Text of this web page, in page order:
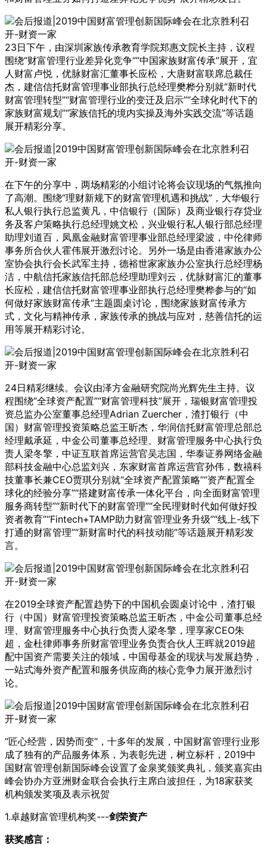
23日下午，由深圳家族传承教育学院郑惠文院长主持，议程
围绕“财富管理行业差异化竞争“”中国家族财富传承”展开，宜
人财富卢悦，优脉财富汇董事长应松，大唐财富联席总裁任
杰，建信信托财富管理事业部执行总经理樊桦分别就“新时代
财富管理转型”“财富管理行业的变迁及启示”“全球化时代下的
家族财富规划”“家族信托的境内实操及海外实践交流”等话题
展开精彩分享。
在下午的分享中，两场精彩的小组讨论将会议现场的气氛推向
了高潮。围绕“理财新规下的财富管理机遇和挑战”，大华银行
私人银行执行总监黄凡，中信银行（国际）及商业银行存贷业
务及客户策略执行总经理姚文松，兴业银行私人银行部总经理
助理刘道百，凤凰金融财富管理事业部总经理梁波，中伦律师
事务所合伙人霍伟展开激烈讨论。另外一场是由香港家族办公
室协会执行会长武军主持，德裕世家家族办公室执行总经理杨
洁，中航信托家族信托部总经理助理刘云，优脉财富汇的董事
长应松，建信信托财富管理事业部执行总经理樊桦参与的“如
何做好家族财富传承”主题圆桌讨论，围绕家族财富传承方
式，文化与精神传承，家族传承的挑战与应对，慈善信托的运
用等展开精彩讨论。
24日精彩继续。会议由泽方金融研究院尚光辉先生主持。议
程围绕“全球资产配置”“财富管理科技”展开，瑞银财富管理投
资总监办公室董事总经理Adrian Zuercher，渣打银行（中
国）财富管理投资策略总监王昕杰，华润信托财富管理总部总
经理戴承延，中金公司董事总经理、财富管理服务中心执行负
责人梁冬擎，中证互联首席运营官吴志国，华泰证券网络金融
部科技金融中心总监刘兴，东家财富首席运营官孙伟，数禧科
技董事长兼CEO贾琪分别就“全球资产配置策略”“资产配置全
球化的经验分享”“搭建财富传承一体化平台，向全面财富管理
服务商转型”“新时代下的财富管理”“全民理财时代如何做好投
资者教育”“Fintech+TAMP助力财富管理业务升级”“线上-线下
打通的财富管理”“新财富时代的科技动能”等话题展开精彩发
言。
在2019全球资产配置趋势下的中国机会圆桌讨论中，渣打银
行（中国）财富管理投资策略总监王昕杰，中金公司董事总经
理、财富管理服务中心执行负责人梁冬擎，理享家CEO朱
超，金杜律师事务所财富管理业务负责合伙人王晖就2019超
配中国资产需要关注的领域，中国母基金的现状与发展趋势，
一站式海外资产配置和服务供应商的核心竞争力展开激烈讨
论。
“匠心经营，因势而变“，十多年的发展，中国财富管理行业形
成了独有的产品服务体系，为表彰先进，树立标杆，2019中
国财富管理创新国际峰会设置了金泉奖颁奖典礼，颁奖嘉宾由
峰会协办方亚洲财金联合会执行主席白波担任，为18家获奖
机构颁发奖项及表示祝贺
1.卓越财富管理机构奖---剑荣资产
获奖感言：